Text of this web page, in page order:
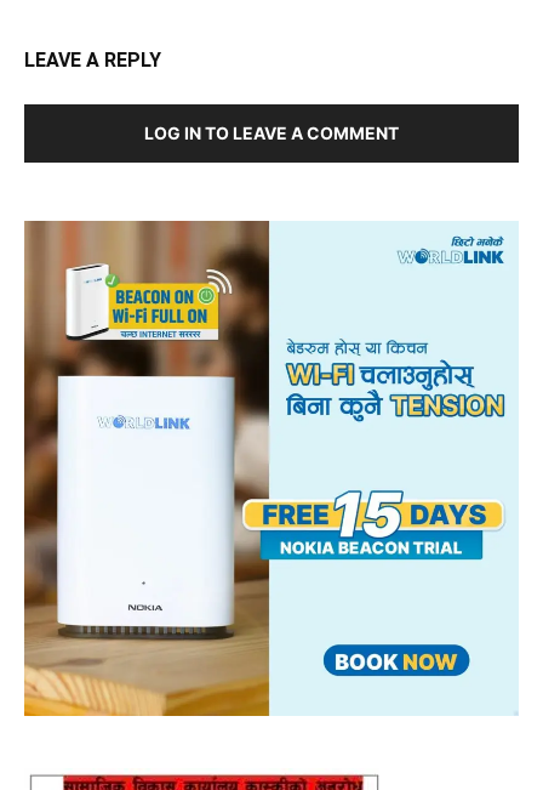
LEAVE A REPLY
LOG IN TO LEAVE A COMMENT